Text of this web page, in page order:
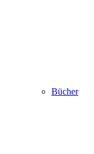
Bücher